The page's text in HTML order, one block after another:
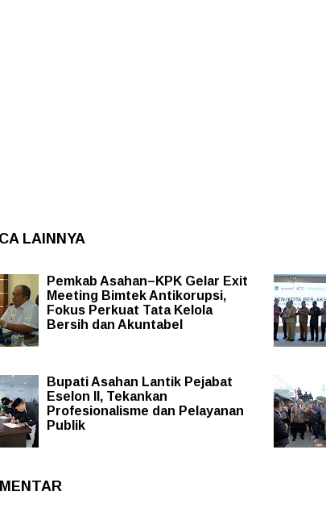
LAINNYA
Pemkab Asahan–KPK Gelar Exit
Meeting Bimtek Antikorupsi,
Fokus Perkuat Tata Kelola
Bersih dan Akuntabel
Bupati Asahan Lantik Pejabat
Eselon II, Tekankan
Profesionalisme dan Pelayanan
Publik